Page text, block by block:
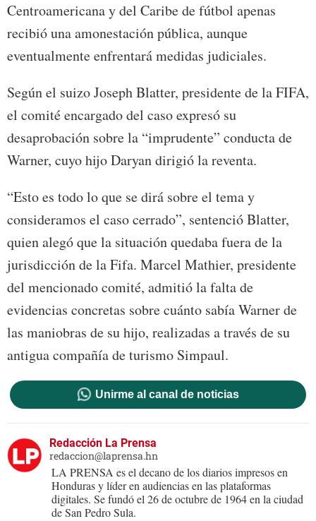
Centroamericana y del Caribe de fútbol apenas
recibió una amonestación pública, aunque
eventualmente enfrentará medidas judiciales.
Según el suizo Joseph Blatter, presidente de la FIFA,
el comité encargado del caso expresó su
desaprobación sobre la “imprudente” conducta de
Warner, cuyo hijo Daryan dirigió la reventa.
“Esto es todo lo que se dirá sobre el tema y
consideramos el caso cerrado”, sentenció Blatter,
quien alegó que la situación quedaba fuera de la
jurisdicción de la Fifa. Marcel Mathier, presidente
del mencionado comité, admitió la falta de
evidencias concretas sobre cuánto sabía Warner de
las maniobras de su hijo, realizadas a través de su
antigua compañía de turismo Simpaul.
Unirme al canal de noticias
Redacción La Prensa
redaccion@laprensa.hn
LA PRENSA es el decano de los diarios impresos en
Honduras y líder en audiencias en las plataformas
digitales. Se fundó el 26 de octubre de 1964 en la ciudad
de San Pedro Sula.